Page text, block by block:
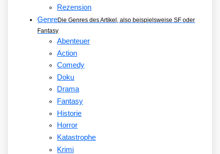
Rezension
GenreDie Genres des Artikel, also beispielsweise SF oder
Fantasy
Abenteuer
Action
Comedy
Doku
Drama
Fantasy
Historie
Horror
Katastrophe
Krimi